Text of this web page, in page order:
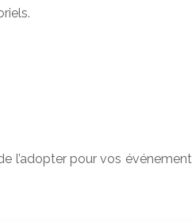
pour vos